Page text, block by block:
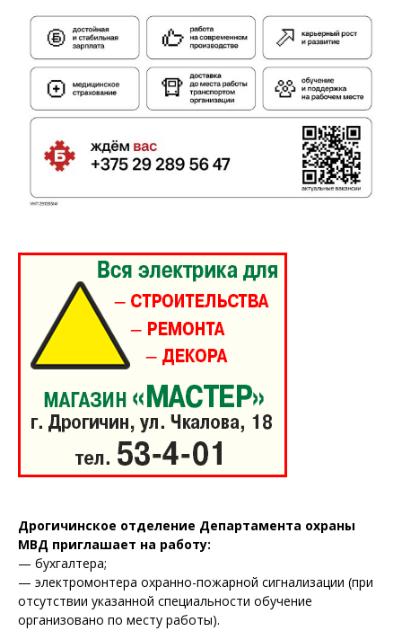
Дрогичинское отделение Департамента охраны
МВД приглашает на работу:
— бухгалтера;
— электромонтера охранно-пожарной сигнализации (при
отсутствии указанной специальности обучение
организовано по месту работы).